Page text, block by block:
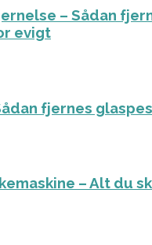
– Sådan
evigt
fjernes
– Alt du